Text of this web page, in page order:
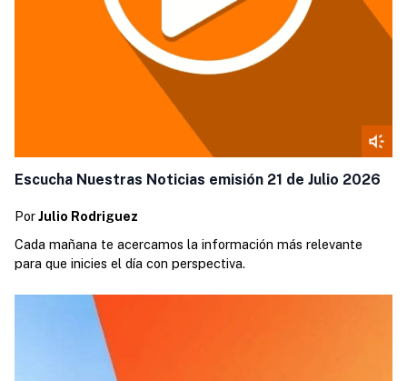
Escucha Nuestras Noticias emisión 21 de Julio 2026
Por Julio Rodriguez
Cada mañana te acercamos la información más relevante
para que inicies el día con perspectiva.